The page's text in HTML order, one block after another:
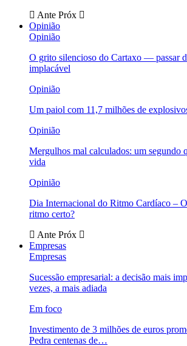
Ante Próx
Opinião
Opinião
O grito silencioso do Cartaxo — passar
implacável
Opinião
Um paiol com 11,7 milhões de
Opinião
Mergulhos mal calculados: um segundo
vida
Opinião
Dia Internacional do Ritmo Cardíaco –
ritmo certo?
Ante Próx
Empresas
Empresas
Sucessão empresarial: a decisão mais
vezes, a mais adiada
Em foco
Investimento de 3 milhões de euros
Pedra centenas de…